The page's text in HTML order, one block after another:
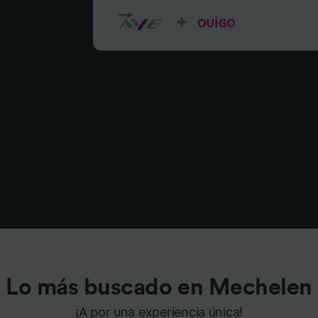
Lo más buscado en Mechelen
¡A por una experiencia única!